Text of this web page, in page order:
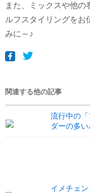
また、ミックスや他の
ルフスタイリングをお
みに～♪
関連する他の記事
流行中の
ダーの多い
イメチェ